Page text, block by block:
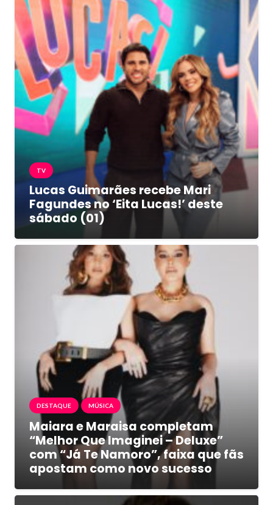
TV
Lucas Guimarães recebe Mari
Fagundes no ‘Eita Lucas!’ deste
sábado (01)
DESTAQUE MÚSICA
Maiara e Maraisa completam
“Melhor Que Imaginei – Deluxe”
com “Já Te Namoro”, faixa que fãs
apostam como novo sucesso